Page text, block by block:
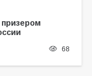
призером
68